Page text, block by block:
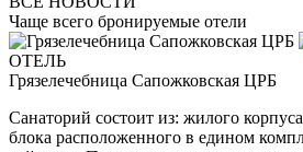
Чаще всего бронируемые отели
ОТЕЛЬ
Грязелечебница Сапожковская ЦРБ
Санаторий состоит из: жилого
блока расположенного в едином